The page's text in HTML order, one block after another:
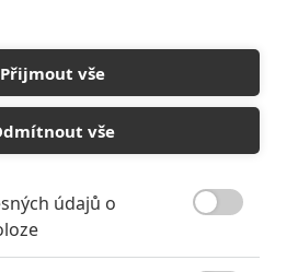
Godzilla x Kong: Nové
Přijmout vše
vše
údajů o